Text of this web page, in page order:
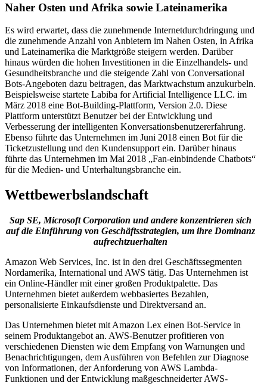
Naher Osten und Afrika sowie Lateinamerika
Es wird erwartet, dass die zunehmende Internetdurchdringung und
die zunehmende Anzahl von Anbietern im Nahen Osten, in Afrika
und Lateinamerika die Marktgröße steigern werden. Darüber
hinaus würden die hohen Investitionen in die Einzelhandels- und
Gesundheitsbranche und die steigende Zahl von Conversational
Bots-Angeboten dazu beitragen, das Marktwachstum anzukurbeln.
Beispielsweise startete Labiba for Artificial Intelligence LLC. im
März 2018 eine Bot-Building-Plattform, Version 2.0. Diese
Plattform unterstützt Benutzer bei der Entwicklung und
Verbesserung der intelligenten Konversationsbenutzererfahrung.
Ebenso führte das Unternehmen im Juni 2018 einen Bot für die
Ticketzustellung und den Kundensupport ein. Darüber hinaus
führte das Unternehmen im Mai 2018 „Fan-einbindende Chatbots“
für die Medien- und Unterhaltungsbranche ein.
Wettbewerbslandschaft
Sap SE, Microsoft Corporation und andere konzentrieren sich
auf die Einführung von Geschäftsstrategien, um ihre Dominanz
aufrechtzuerhalten
Amazon Web Services, Inc. ist in den drei Geschäftssegmenten
Nordamerika, International und AWS tätig. Das Unternehmen ist
ein Online-Händler mit einer großen Produktpalette. Das
Unternehmen bietet außerdem webbasiertes Bezahlen,
personalisierte Einkaufsdienste und Direktversand an.
Das Unternehmen bietet mit Amazon Lex einen Bot-Service in
seinem Produktangebot an. AWS-Benutzer profitieren von
verschiedenen Diensten wie dem Empfang von Warnungen und
Benachrichtigungen, dem Ausführen von Befehlen zur Diagnose
von Informationen, der Anforderung von AWS Lambda-
Funktionen und der Entwicklung maßgeschneiderter AWS-